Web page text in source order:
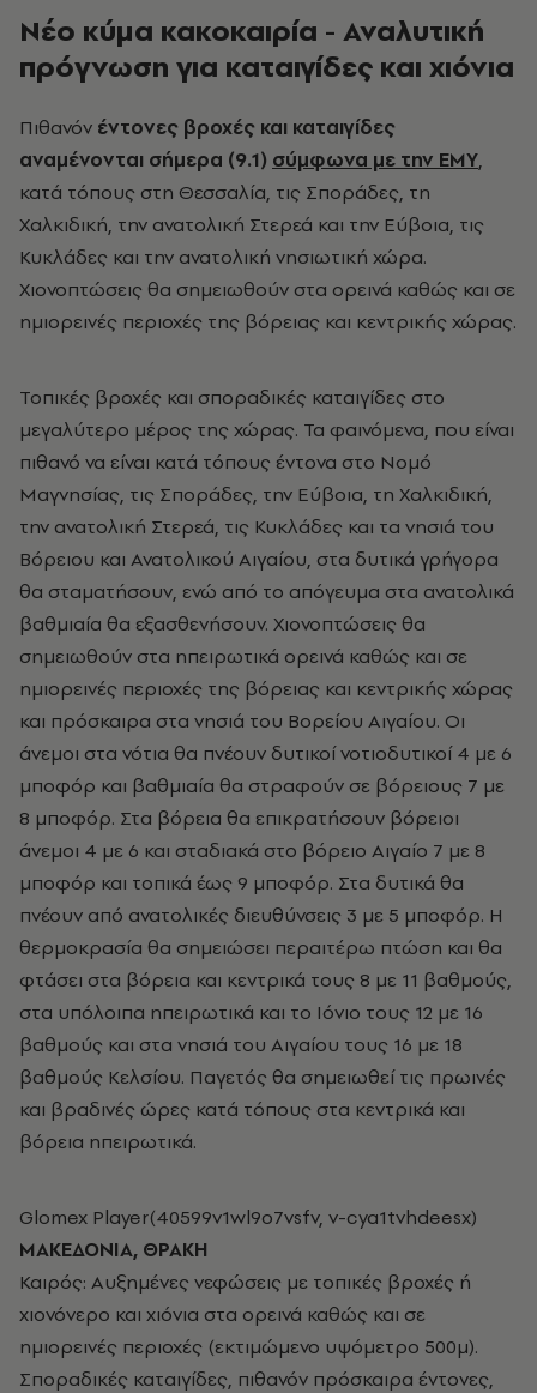
Νέο κύμα κακοκαιρία - Αναλυτική
πρόγνωση για καταιγίδες και χιόνια
Πιθανόν έντονες βροχές και καταιγίδες
αναμένονται σήμερα (9.1) σύμφωνα με την ΕΜΥ,
κατά τόπους στη Θεσσαλία, τις Σποράδες, τη
Χαλκιδική, την ανατολική Στερεά και την Εύβοια, τις
Κυκλάδες και την ανατολική νησιωτική χώρα.
Χιονοπτώσεις θα σημειωθούν στα ορεινά καθώς και σε
ημιορεινές περιοχές της βόρειας και κεντρικής χώρας.
Τοπικές βροχές και σποραδικές καταιγίδες στο
μεγαλύτερο μέρος της χώρας. Τα φαινόμενα, που είναι
πιθανό να είναι κατά τόπους έντονα στο Νομό
Μαγνησίας, τις Σποράδες, την Εύβοια, τη Χαλκιδική,
την ανατολική Στερεά, τις Κυκλάδες και τα νησιά του
Βόρειου και Ανατολικού Αιγαίου, στα δυτικά γρήγορα
θα σταματήσουν, ενώ από το απόγευμα στα ανατολικά
βαθμιαία θα εξασθενήσουν. Χιονοπτώσεις θα
σημειωθούν στα ηπειρωτικά ορεινά καθώς και σε
ημιορεινές περιοχές της βόρειας και κεντρικής χώρας
και πρόσκαιρα στα νησιά του Βορείου Αιγαίου. Οι
άνεμοι στα νότια θα πνέουν δυτικοί νοτιοδυτικοί 4 με 6
μποφόρ και βαθμιαία θα στραφούν σε βόρειους 7 με
8 μποφόρ. Στα βόρεια θα επικρατήσουν βόρειοι
άνεμοι 4 με 6 και σταδιακά στο βόρειο Αιγαίο 7 με 8
μποφόρ και τοπικά έως 9 μποφόρ. Στα δυτικά θα
πνέουν από ανατολικές διευθύνσεις 3 με 5 μποφόρ. Η
θερμοκρασία θα σημειώσει περαιτέρω πτώση και θα
φτάσει στα βόρεια και κεντρικά τους 8 με 11 βαθμούς,
στα υπόλοιπα ηπειρωτικά και το Ιόνιο τους 12 με 16
βαθμούς και στα νησιά του Αιγαίου τους 16 με 18
βαθμούς Κελσίου. Παγετός θα σημειωθεί τις πρωινές
και βραδινές ώρες κατά τόπους στα κεντρικά και
βόρεια ηπειρωτικά.
Glomex Player(40599v1wl9o7vsfv, v-cya1tvhdeesx)
ΜΑΚΕΔΟΝΙΑ, ΘΡΑΚΗ
Καιρός: Αυξημένες νεφώσεις με τοπικές βροχές ή
χιονόνερο και χιόνια στα ορεινά καθώς και σε
ημιορεινές περιοχές (εκτιμώμενο υψόμετρο 500μ).
Σποραδικές καταιγίδες, πιθανόν πρόσκαιρα έντονες,